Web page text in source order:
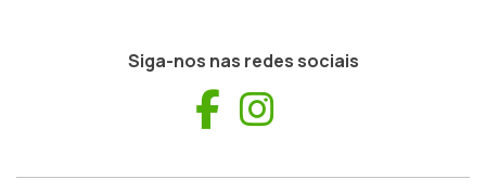
Siga-nos nas redes sociais
Facebook